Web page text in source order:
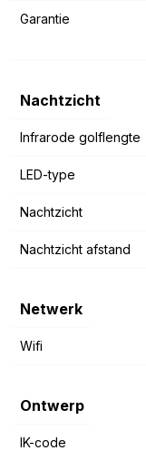
Garantie
Nachtzicht
Infrarode golflengte
LED-type
Nachtzicht
Nachtzicht afstand
Netwerk
Wifi
Ontwerp
IK-code